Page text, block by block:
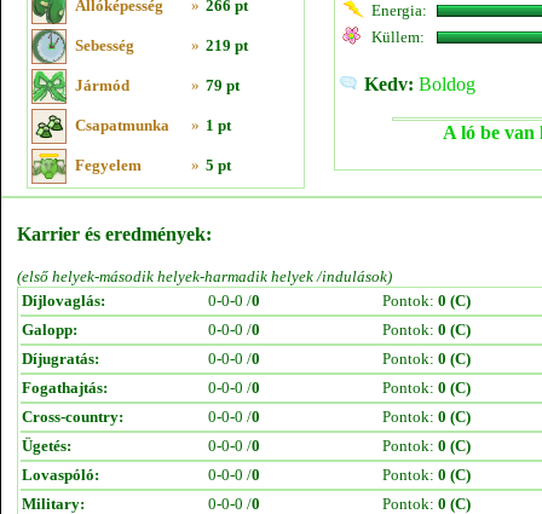
Állóképesség » 266 pt
Sebesség » 219 pt
Jármód » 79 pt
Csapatmunka » 1 pt
Fegyelem » 5 pt
Energia:
Küllem:
Kedv: Boldog
A ló be van
Karrier és eredmények:
(első helyek-második helyek-harmadik helyek /indulások)
Díjlovaglás:
0-0-0 /0 Pontok: 0 (C)
Galopp:
0-0-0 /0 Pontok: 0 (C)
Díjugratás:
0-0-0 /0 Pontok: 0 (C)
Fogathajtás:
0-0-0 /0 Pontok: 0 (C)
Cross-country:
0-0-0 /0 Pontok: 0 (C)
Ügetés:
0-0-0 /0 Pontok: 0 (C)
Lovaspóló:
0-0-0 /0 Pontok: 0 (C)
Military:
0-0-0 /0 Pontok: 0 (C)